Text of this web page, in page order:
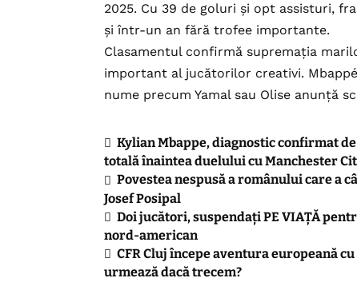
2025. Cu 39 de goluri și opt assisturi,
și într-un an fără trofee importante.
Clasamentul confirmă supremația
important al jucătorilor creativi.
nume precum Yamal sau Olise anunță
Kylian Mbappe, diagnostic confirmat
totală înaintea duelului cu Manchester
Povestea nespusă a românului care a
Josef Posipal
Doi jucători, suspendați PE VIAȚĂ
nord-american
CFR Cluj începe aventura europeană
urmează dacă trecem?